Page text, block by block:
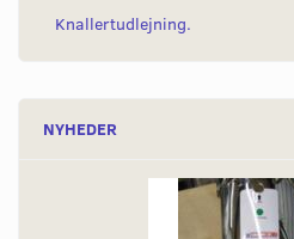
Knallertudlejning.
NYHEDER